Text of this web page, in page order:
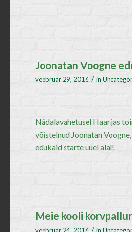
Joonatan Voogne
veebruar 29, 2016 / in
Nädalavahetusel Haanjas
võistelnud Joonatan
edukaid starte uuel alal!
Meie kooli
veebruar 24, 2016 / in